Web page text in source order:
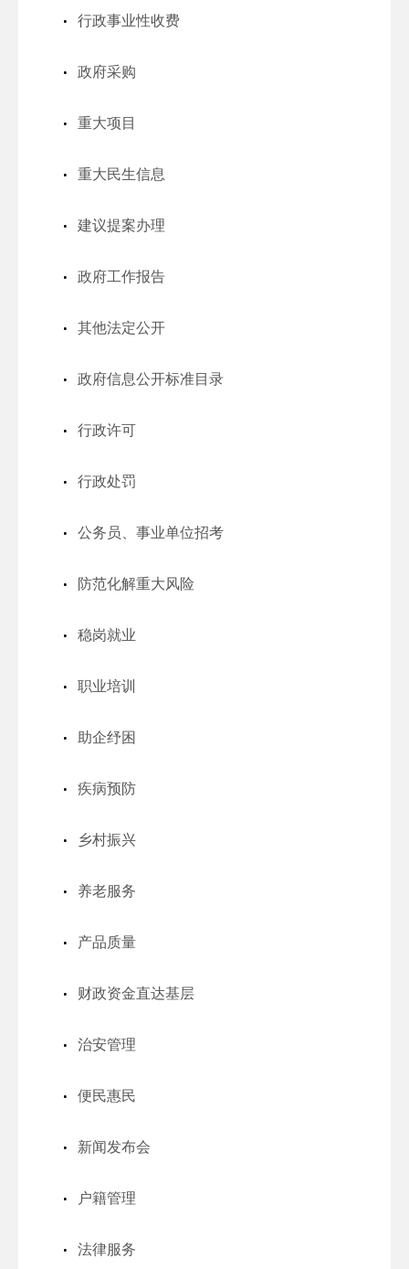
行政事业性收费
政府采购
重大项目
重大民生信息
建议提案办理
政府工作报告
其他法定公开
政府信息公开标准目录
行政许可
行政处罚
公务员、事业单位招考
防范化解重大风险
稳岗就业
职业培训
助企纾困
疾病预防
乡村振兴
养老服务
产品质量
财政资金直达基层
治安管理
便民惠民
新闻发布会
户籍管理
法律服务